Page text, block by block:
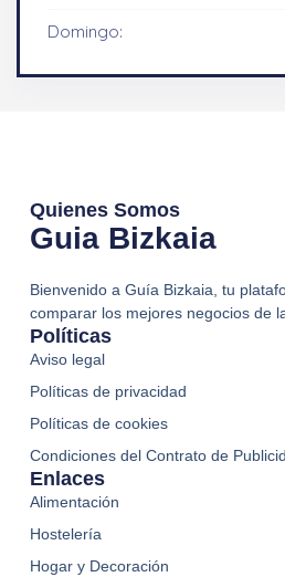
Domingo:
Quienes Somos
Guia Bizkaia
Bienvenido a Guía Bizkaia, tu
comparar los mejores negocios de
Enlaces
Alimentación
Hostelería
Hogar y Decoración
Políticas
Aviso legal
Políticas de privacidad
Políticas de cookies
Condiciones del Contrato de